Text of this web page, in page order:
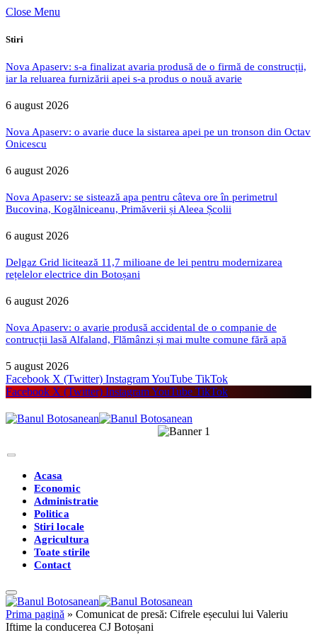
Close Menu
Stiri
Nova Apaserv: s-a finalizat avaria produsă de o firmă de construcții,
iar la reluarea furnizării apei s-a produs o nouă avarie
6 august 2026
Nova Apaserv: o avarie duce la sistarea apei pe un tronson din Octav
Onicescu
6 august 2026
Nova Apaserv: se sistează apa pentru câteva ore în perimetrul
Bucovina, Kogălniceanu, Primăverii și Aleea Școlii
6 august 2026
Delgaz Grid licitează 11,7 milioane de lei pentru modernizarea
rețelelor electrice din Botoșani
6 august 2026
Nova Apaserv: o avarie produsă accidental de o companie de
contrucții lasă Alfaland, Flămânzi și mai multe comune fără apă
5 august 2026
Facebook X (Twitter) InstagramYouTube TikTok
Facebook X (Twitter) InstagramYouTube TikTok
Acasa
Economic
Administratie
Politica
Stiri locale
Agricultura
Toate stirile
Contact
Prima pagină » Comunicat de presă: Cifrele eșecului lui Valeriu
Iftime la conducerea CJ Botoșani